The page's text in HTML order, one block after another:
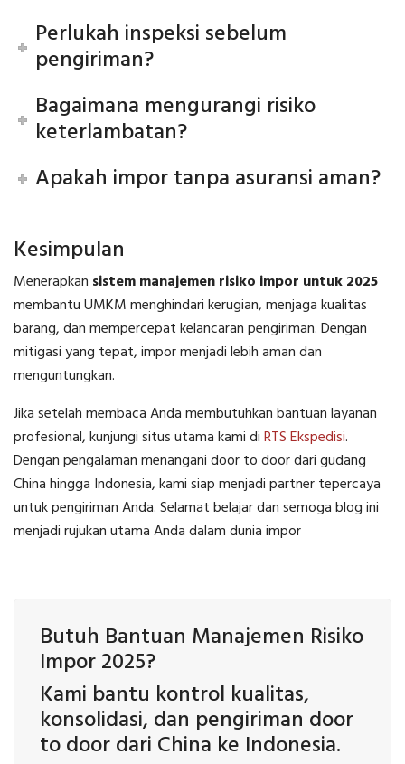
Perlukah inspeksi sebelum
pengiriman?
Bagaimana mengurangi risiko
keterlambatan?
Apakah impor tanpa asuransi aman?
Kesimpulan
Menerapkan sistem manajemen risiko impor untuk 2025
membantu UMKM menghindari kerugian, menjaga kualitas
barang, dan mempercepat kelancaran pengiriman. Dengan
mitigasi yang tepat, impor menjadi lebih aman dan
menguntungkan.
Jika setelah membaca Anda membutuhkan bantuan layanan
profesional, kunjungi situs utama kami diRTS Ekspedisi.
Dengan pengalaman menangani door to door dari gudang
China hingga Indonesia, kami siap menjadi partner tepercaya
untuk pengiriman Anda. Selamat belajar dan semoga blog ini
menjadi rujukan utama Anda dalam dunia impor
Butuh Bantuan Manajemen Risiko
Impor 2025?
Kami bantu kontrol kualitas,
konsolidasi, dan pengiriman door
to door dari China ke Indonesia.